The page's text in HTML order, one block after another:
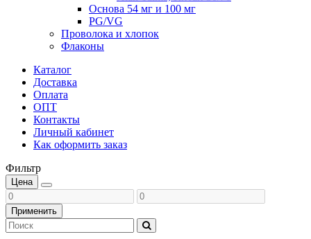
Основа 54 мг и 100 мг
PG/VG
Проволока и хлопок
Флаконы
Каталог
Доставка
Оплата
ОПТ
Контакты
Личный кабинет
Как оформить заказ
Фильтр
Цена
Применить